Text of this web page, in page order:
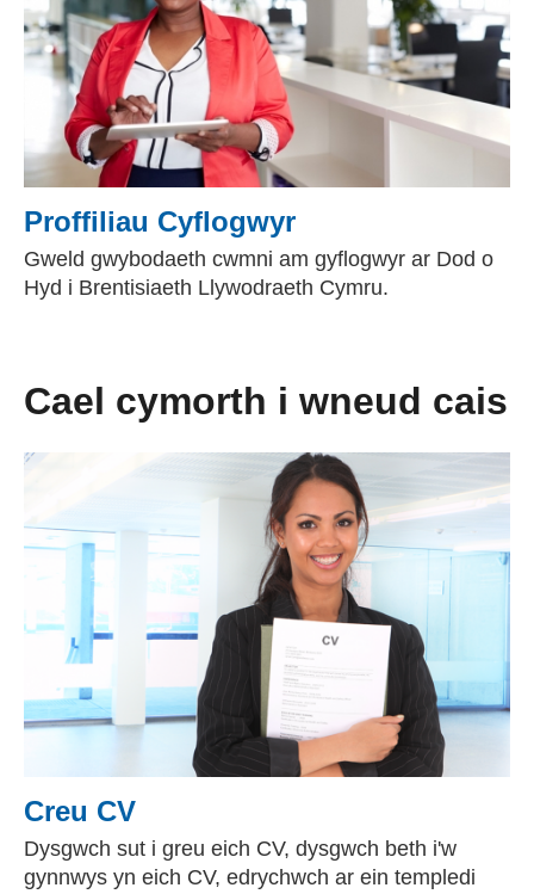
Proffiliau Cyflogwyr
Gweld gwybodaeth cwmni am gyflogwyr ar Dod o
Hyd i Brentisiaeth Llywodraeth Cymru.
Cael cymorth i wneud cais
Creu CV
Dysgwch sut i greu eich CV, dysgwch beth i'w
gynnwys yn eich CV, edrychwch ar ein templedi